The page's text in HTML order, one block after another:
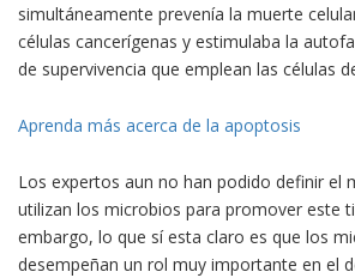
simultáneamente prevenía la muerte
células cancerígenas y estimulaba la
de supervivencia que emplean las células
Aprenda más acerca de la apoptosis
Los expertos aun no han podido definir el
utilizan los microbios para promover este
embargo, lo que sí esta claro es que los
desempeñan un rol muy importante en el